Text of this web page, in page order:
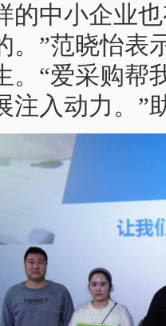
的中小企业
。”范晓怡表
。“爱采购帮
注入动力。”